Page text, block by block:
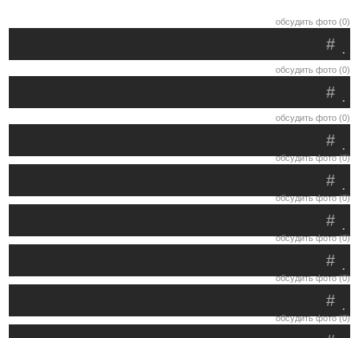
обсудить фото (0)
.
#
обсудить фото (0)
.
#
обсудить фото (0)
.
#
обсудить фото (0)
.
#
обсудить фото (0)
.
#
обсудить фото (0)
.
#
обсудить фото (0)
.
#
обсудить фото (0)